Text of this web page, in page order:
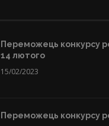
Переможець конкурсу
14 лютого
15/02/2023
Переможець конкурсу